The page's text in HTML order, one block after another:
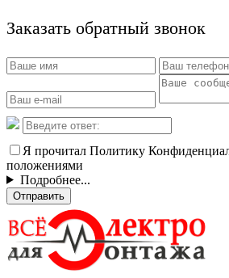
Заказать обратный звонок
Я прочитал Политику
положениями
Подробнее...
Отправить